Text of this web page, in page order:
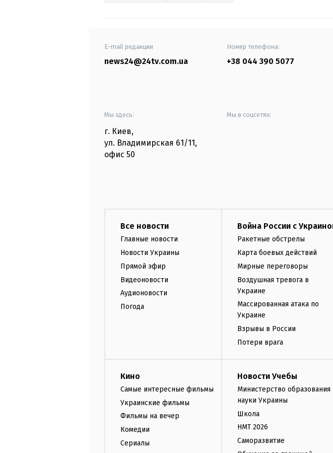
E-mail редакции
news24@24tv.com.ua
Номер телефона:
+38 044 390 5077
Мы здесь:
г. Киев,
ул. Владимирская 61/11,
офис 50
Мы в соцсетях:
Все новости
Главные новости
Новости Украины
Прямой эфир
Видеоновости
Аудионовости
Погода
Война России с
Ракетные обстрелы
Карта боевых действий
Мирные переговоры
Воздушная тревога в
Украине
Массированная атака по
Украине
Взрывы в России
Потери врага
Кино
Самые интересные фильмы
Украинские фильмы
Фильмы на вечер
Комедии
Сериалы
Новости Учебы
Министерство образования
науки Украины
Школа
НМТ 2026
Саморазвитие